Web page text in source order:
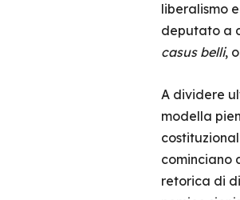
liberalismo
deputato a
casus belli,
A dividere
modella
cominciano
retorica di